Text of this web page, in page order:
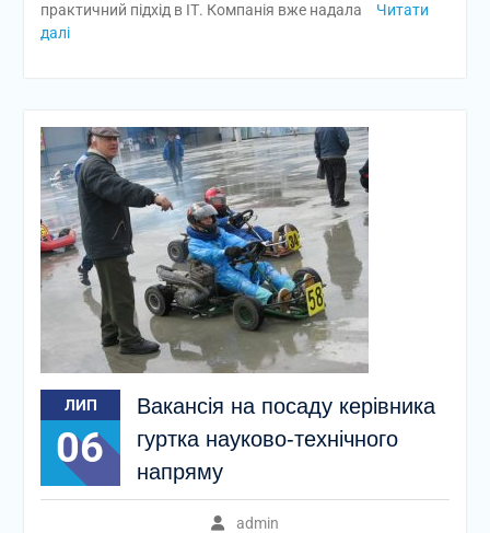
практичний підхід в ІТ. Компанія вже надала
Читати
далі
ЛИП
06
Вакансія на посаду керівника
гуртка науково-технічного
напряму
admin